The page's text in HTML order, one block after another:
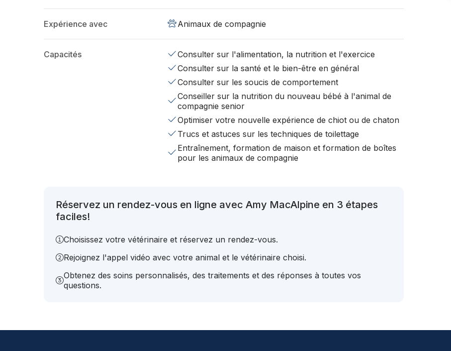
Expérience avec Animaux de compagnie
Capacités
Consulter sur l'alimentation, la nutrition et l'exercice
Consulter sur la santé et le bien-être en général
Consulter sur les soucis de comportement
Conseiller sur la nutrition du nouveau bébé à l'animal de
compagnie senior
Optimiser votre nouvelle expérience de chiot ou de chaton
Trucs et astuces sur les techniques de toilettage
Entraînement, formation de maison et formation de boîtes
pour les animaux de compagnie
Réservez un rendez-vous en ligne avec Amy MacAlpine en 3 étapes
faciles!
Choisissez votre vétérinaire et réservez un rendez-vous.
Rejoignez l'appel vidéo avec votre animal et le vétérinaire choisi.
Obtenez des soins personnalisés, des traitements et des réponses à toutes vos
questions.